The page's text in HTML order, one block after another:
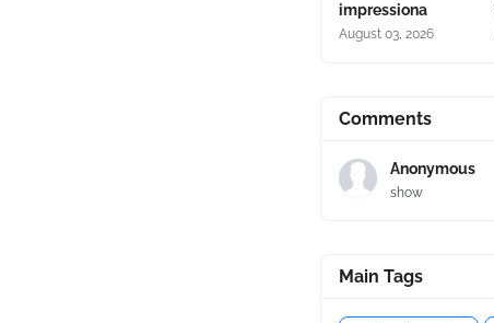
impressiona
August 03, 2026
Comments
Anonymous
show
Main Tags